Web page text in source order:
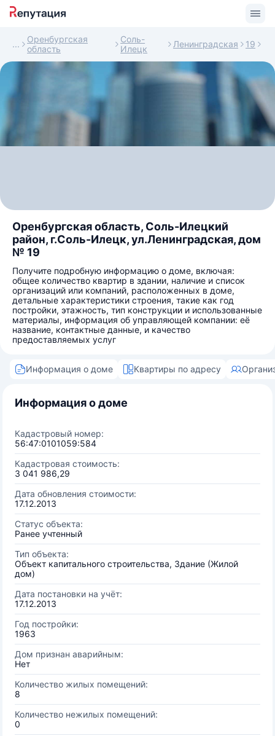
Оренбургская
область
Соль-
Илецк
Ленинградская 19
Оренбургская область, Соль-Илецкий
район, г.Соль-Илецк, ул.Ленинградская, дом
№ 19
Получите подробную информацию о доме, включая:
общее количество квартир в здании, наличие и список
организаций или компаний, расположенных в доме,
детальные характеристики строения, такие как год
постройки, этажность, тип конструкции и использованные
материалы, информация об управляющей компании: её
название, контактные данные, и качество
предоставляемых услуг
Информация о доме Квартиры по адресу
Информация о доме
Кадастровый номер:
56:47:0101059:584
Кадастровая стоимость:
3 041 986,29
Дата обновления стоимости:
17.12.2013
Статус объекта:
Ранее учтенный
Тип объекта:
Объект капитального строительства, Здание (Жилой
дом)
Дата постановки на учёт:
17.12.2013
Год постройки:
1963
Дом признан аварийным:
Нет
Количество жилых помещений:
8
Количество нежилых помещений:
0